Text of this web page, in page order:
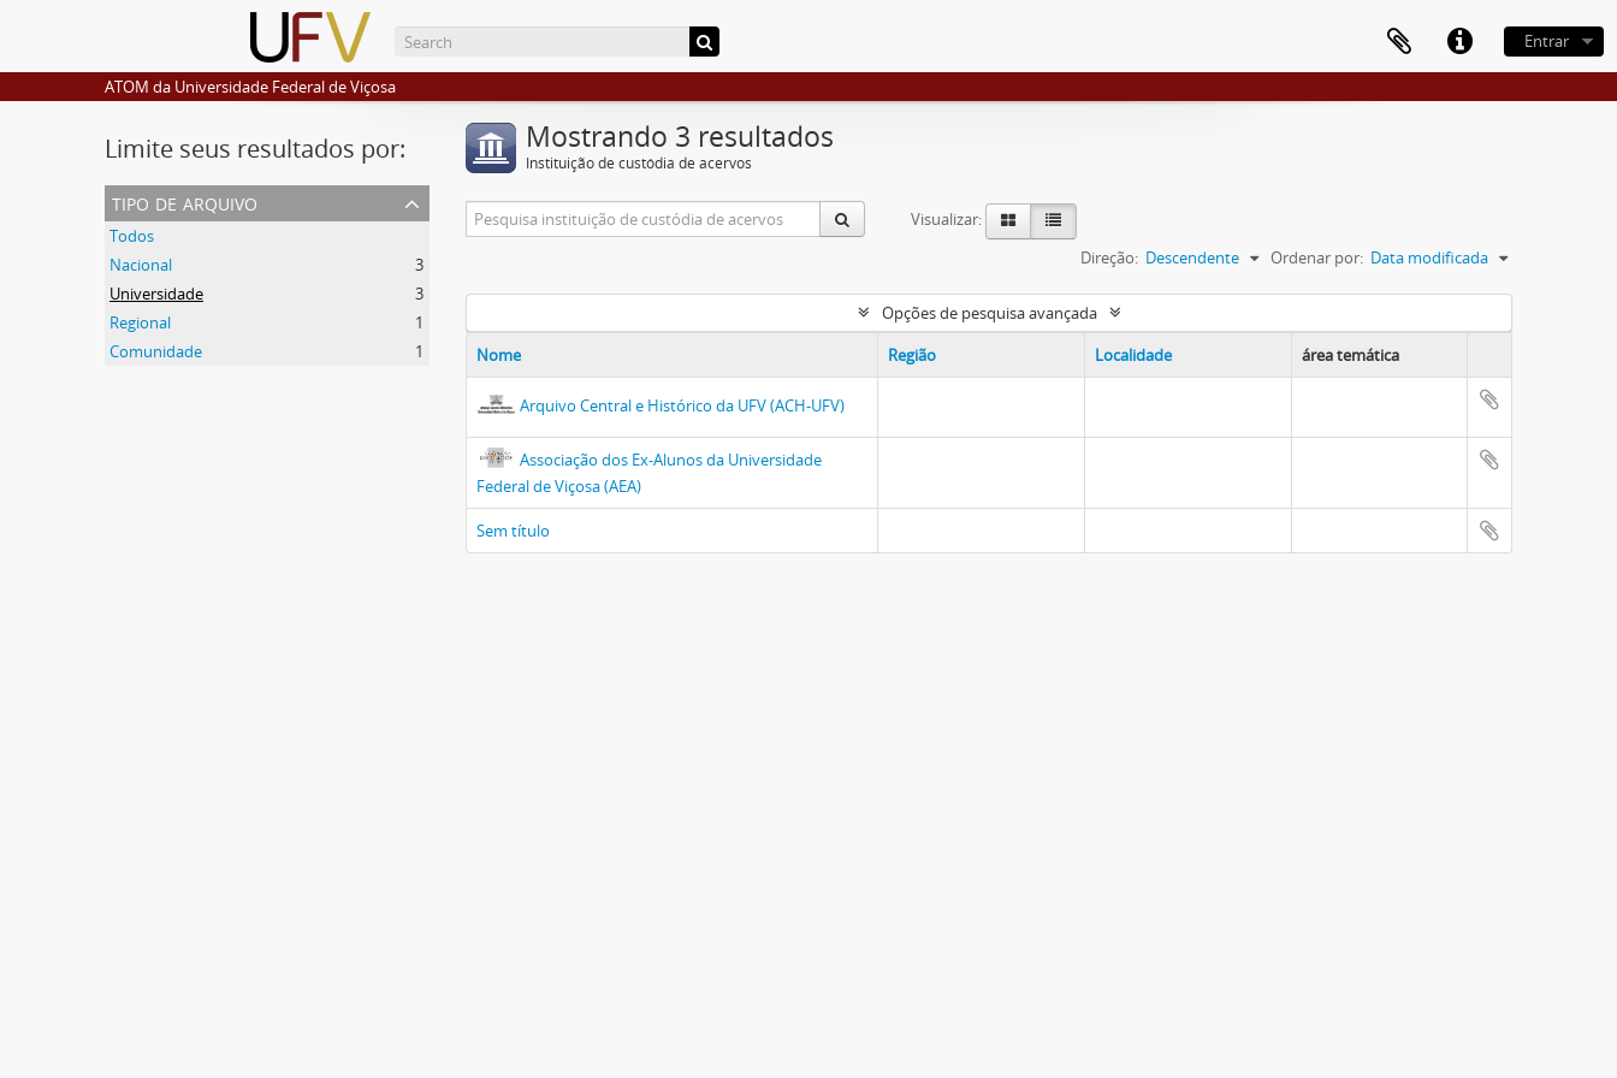
Entrar
ATOM da Universidade Federal de Viçosa
Limite seus resultados por:
tipo de arquivo
Todos
Nacional
3
Universidade
3
Regional
1
Comunidade
1
Mostrando 3 resultados
Instituição de custódia de acervos
Visualizar:
Ordenar por: Data modificada
Direção: Descendente
Opções de pesquisa avançada
Nome
Região Localidade área temática
Arquivo Central e Histórico da UFV (ACH-UFV)
Associação dos Ex-Alunos da Universidade
Federal de Viçosa (AEA)
Sem título